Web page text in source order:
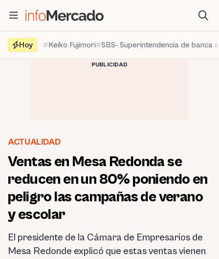
contenido
Hoy
Keiko Fujimori SBS- Superintendencia de banca
PUBLICIDAD
ACTUALIDAD
Ventas en Mesa Redonda se
reducen en un 80% poniendo en
peligro las campañas de verano
y escolar
El presidente de la Cámara de Empresarios de
Mesa Redonde explicó que estas ventas vienen